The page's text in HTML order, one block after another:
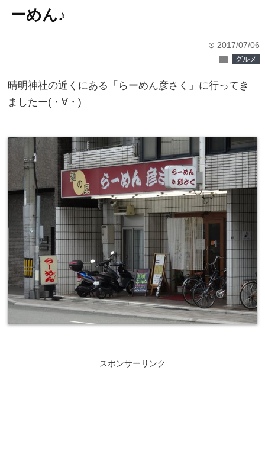
ーめん♪
time 2017/07/06
folder グルメ
晴明神社の近くにある「らーめん彦さく」に行ってき
ましたー(・∀・)
スポンサーリンク